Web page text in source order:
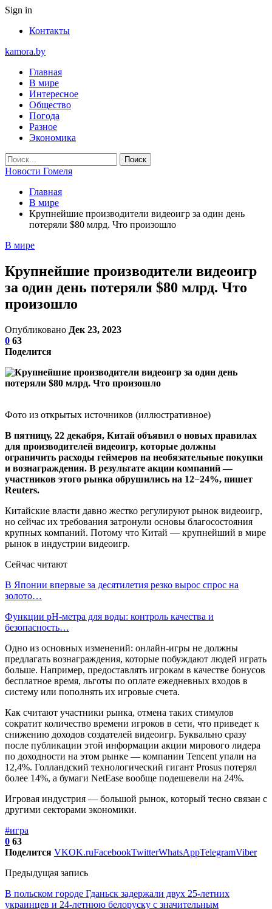
Sign in
Контакты
kamora.by
Главная
В мире
Интересное
Общество
Погода
Разное
Экономика
Новости Гомеля
Главная
В мире
Крупнейшие производители видеоигр за один день
потеряли $80 млрд. Что произошло
В мире
Крупнейшие производители видеоигр
за один день потеряли $80 млрд. Что
произошло
Опубликовано Дек 23, 2023
0 63
Поделится
Фото из открытых источников (иллюстративное)
В пятницу, 22 декабря, Китай объявил о новых правилах
для производителей видеоигр, которые должны
ограничить расходы геймеров на необязательные покупки
и вознаграждения. В результате акции компаний —
участников этого рынка обрушились на 12−24%, пишет
Reuters.
Китайские власти давно жестко регулируют рынок видеоигр,
но сейчас их требования затронули основы благосостояния
крупных компаний. Потому что Китай — крупнейший в мире
рынок в индустрии видеоигр.
Сейчас читают
В Японии впервые за десятилетия резко вырос спрос на
золото…
Функции pH-метра для воды: контроль качества и
безопасность…
Одно из основных изменений: онлайн-игры не должны
предлагать вознаграждения, которые побуждают людей играть
больше. Например, предоставлять игрокам в качестве бонусов
бесплатное время, льготы по оплате ежедневных входов в
систему или пополнять их игровые счета.
Как считают участники рынка, отмена таких стимулов
сократит количество времени игроков в сети, что приведет к
снижению доходов создателей видеоигр. Буквально сразу
после публикации этой информации акции мирового лидера
по доходности на этом рынке — компании Tencent упали на
12,4%. Голландский технологический гигант Prosus потерял
более 14%, а бумаги NetEase вообще подешевели на 24%.
Игровая индустрия — большой рынок, который тесно связан с
другими секторами экономики.
#игра
0 63
Поделится VKOK.ruFacebookTwitterWhatsAppTelegramViber
Предыдущая запись
В польском городе Гданьск задержали двух 25-летних
украинцев и 24-летнюю белоруску с значительным